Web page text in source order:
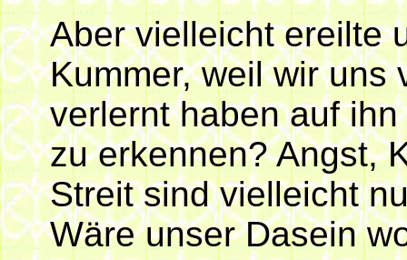
Aber vielleicht ereilte
Kummer, weil wir uns
verlernt haben auf
zu erkennen? Angst,
Streit sind vielleicht
Wäre unser Dasein